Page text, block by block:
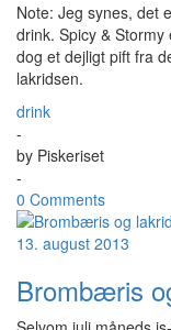
Note: Jeg synes, det
drink. Spicy &
dog et dejligt pift fra
lakridsen.
drink
-
by Piskeriset
-
0 Comments
13. august 2013
Brombæris